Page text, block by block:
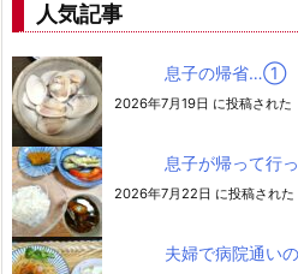
人気記事
息子の帰省…➀
2026年7月19日 に投稿された
息子が帰って行
2026年7月22日 に投稿された
夫婦で病院通い